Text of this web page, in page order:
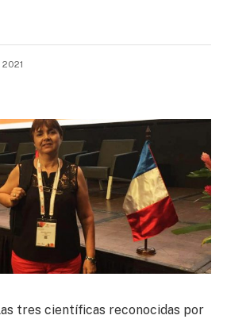
tres científicas reconocidas por